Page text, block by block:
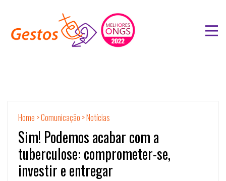
Home >Comunicação >Notícias
Sim! Podemos acabar com a
tuberculose: comprometer-se,
investir e entregar